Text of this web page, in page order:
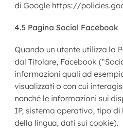
di Google https://
4.5 Pagina Social Facebook
Quando un utente utilizza la
dal Titolare, Facebook
informazioni quali ad
visualizzati o con cui
nonché le informazioni sui
IP, sistema operativo, tipo di
della lingua, dati sui cookie).